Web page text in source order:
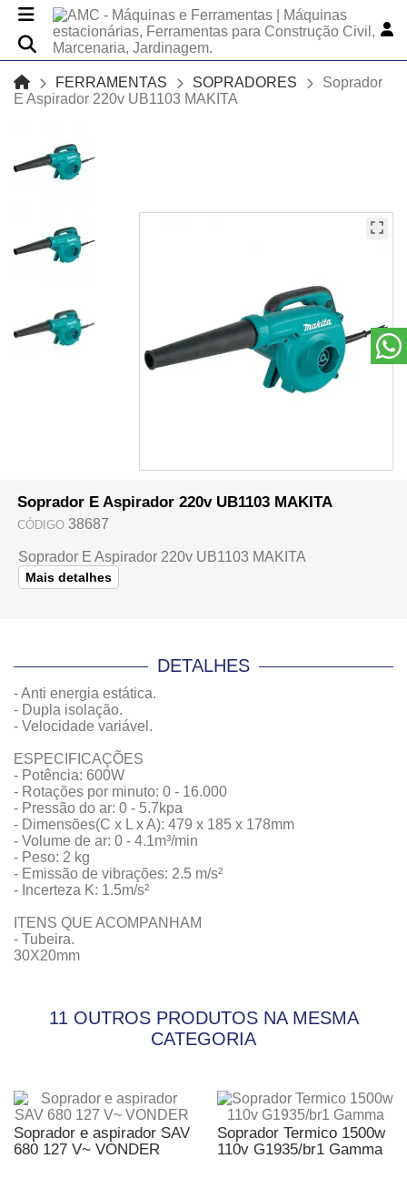
FERRAMENTAS SOPRADORES
Soprador
E Aspirador 220v UB1103 MAKITA
Soprador E Aspirador 220v UB1103 MAKITA
CÓDIGO 38687
Soprador E Aspirador 220v UB1103 MAKITA
Mais detalhes
DETALHES
- Anti energia estática.
- Dupla isolação.
- Velocidade variável.
ESPECIFICAÇÕES
- Potência: 600W
- Rotações por minuto: 0 - 16.000
- Pressão do ar: 0 - 5.7kpa
- Dimensões(C x L x A): 479 x 185 x 178mm
- Volume de ar: 0 - 4.1m³/min
- Peso: 2 kg
- Emissão de vibrações: 2.5 m/s²
- Incerteza K: 1.5m/s²
ITENS QUE ACOMPANHAM
- Tubeira.
30X20mm
11 OUTROS PRODUTOS NA MESMA
CATEGORIA
Soprador e aspirador SAV
680 127 V~ VONDER
Soprador Termico 1500w
110v G1935/br1 Gamma